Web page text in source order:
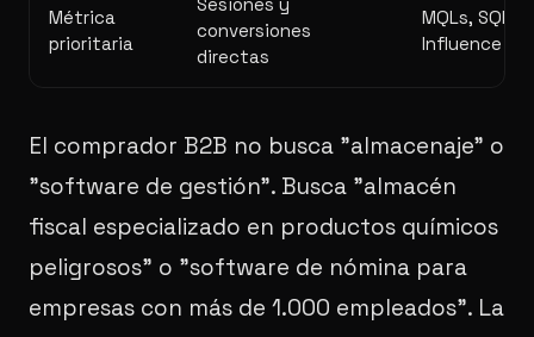
Métrica
prioritaria
conversiones
directas
MQLs, SQLs
Influence
El comprador B2B no busca "almacenaje" o
"software de gestión". Busca "almacén
fiscal especializado en productos químicos
peligrosos" o "software de nómina para
empresas con más de 1.000 empleados". La